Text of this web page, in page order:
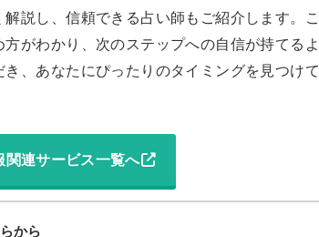
説し、信頼できる占い師もご紹介します。こ
がわかり、次のステップへの自信が持てるよ
、あなたにぴったりのタイミングを見つけて
関連サービス一覧へ
から